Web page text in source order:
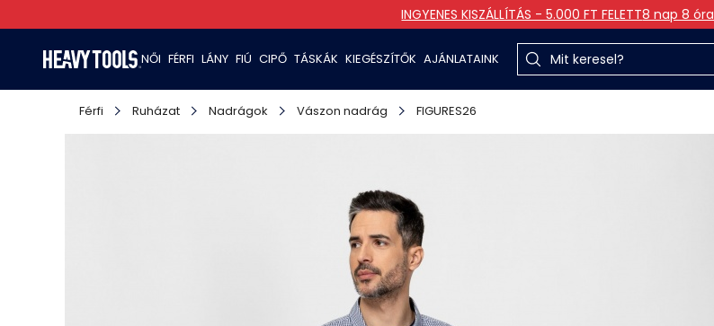
INGYENES KISZÁLLÍTÁS - 5.000 FT FELETT8 nap 8
NŐI FÉRFI LÁNY FIÚ CIPŐ TÁSKÁK KIEGÉSZÍTŐK AJÁNLATAINK
Férfi Ruházat Nadrágok Vászon nadrág FIGURES26